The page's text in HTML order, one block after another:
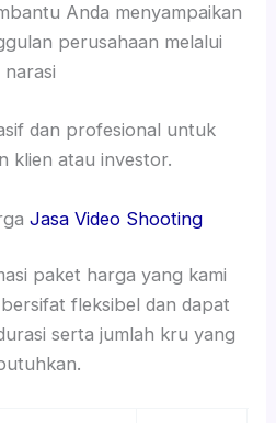
Anda menyampaikan
perusahaan melalui
narasi
dan profesional untuk
klien atau investor.
Jasa Video Shooting
paket harga yang kami
fleksibel dan dapat
serta jumlah kru yang